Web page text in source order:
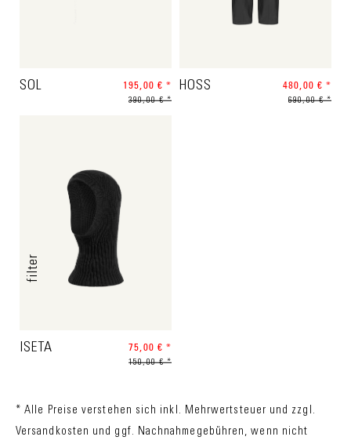
filter
SOL 195,00 € *
390,00 € *
HOSS 480,00 € *
690,00 € *
ISETA 75,00 € *
150,00 € *
* Alle Preise verstehen sich inkl. Mehrwertsteuer und zzgl.
Versandkosten und ggf. Nachnahmegebühren, wenn nicht